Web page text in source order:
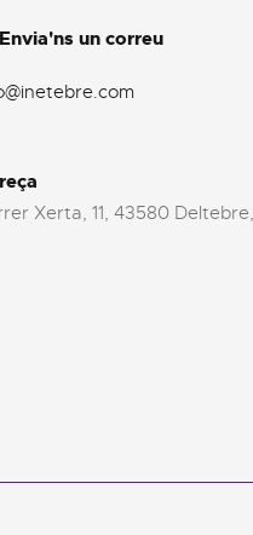
Envia'ns un correu
Xerta, 11, 43580